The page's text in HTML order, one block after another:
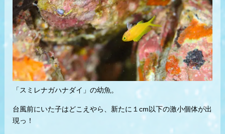
「スミレナガハナダイ」の幼魚。
台風前にいた子はどこえやら、新たに１cm以下の激小個体が出
現っ！